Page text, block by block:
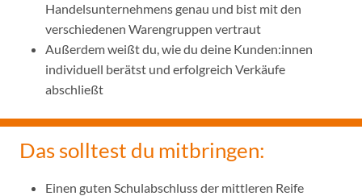
Handelsunternehmens genau und bist mit den
verschiedenen Warengruppen vertraut
Außerdem weißt du, wie du deine Kunden:innen
individuell berätst und erfolgreich Verkäufe
abschließt
Das solltest du mitbringen:
Einen guten Schulabschluss der mittleren Reife